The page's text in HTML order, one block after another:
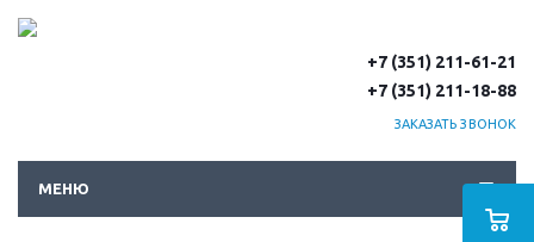
+7 (351) 211-61-21
+7 (351) 211-18-88
ЗАКАЗАТЬ ЗВОНОК
МЕНЮ